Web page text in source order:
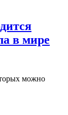
в мире
можно